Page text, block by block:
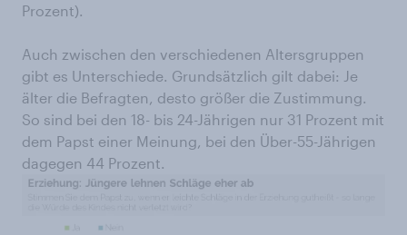
Prozent).
Auch zwischen den verschiedenen Altersgruppen
gibt es Unterschiede. Grundsätzlich gilt dabei: Je
älter die Befragten, desto größer die Zustimmung.
So sind bei den 18- bis 24-Jährigen nur 31 Prozent mit
dem Papst einer Meinung, bei den Über-55-Jährigen
dagegen 44 Prozent.